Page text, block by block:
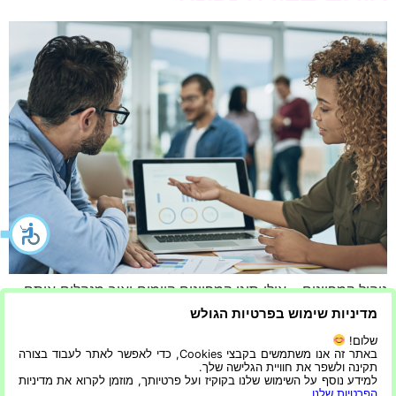
ניהול קמפיינים – אילו סוגי קמפיינים קיימים ואיך מנהלים אותם
בצורה נכונה מאמר זה בוחן את סוגי הקמפיינים השונים הקיימים
ומספק הנחיות כיצד לנהל אותם ביעילות. לעוד מאמרים מעניינים
באתר: קידום אתרים – כל מה שתמיד רציתם לדעת על קידום
אתרים ושיווק מוצרים מערכות תוכנה – כל הכלים להעזר בהם
מדיניות שימוש בפרטיות הגולש
שלום!
באתר זה אנו משתמשים בקבצי Cookies, כדי לאפשר לאתר לעבוד בצורה
תקינה ולשפר את חוויית הגלישה שלך.
למידע נוסף על השימוש שלנו בקוקיז ועל פרטיותך, מוזמן לקרוא את מדיניות